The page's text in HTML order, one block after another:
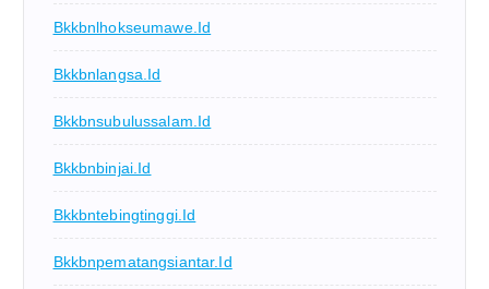
Bkkbnlhokseumawe.id
Bkkbnlangsa.id
Bkkbnsubulussalam.id
Bkkbnbinjai.id
Bkkbntebingtinggi.id
Bkkbnpematangsiantar.id